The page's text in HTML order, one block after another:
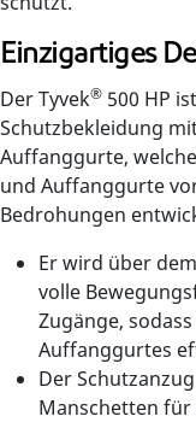
Einzigartiges
Der Tyvek® 500 HP
Schutzbekleidung
Auffanggurte,
und Auffanggurte
Bedrohungen
Er wird über
volle
Zugänge,
Auffanggurtes
Der
Manschetten für